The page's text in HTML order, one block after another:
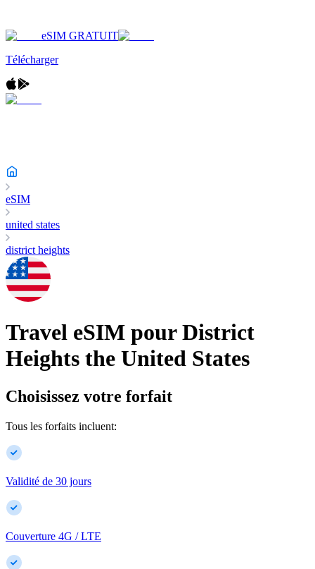
eSIM GRATUIT
Télécharger
eSIM
united states
district heights
Travel eSIM pour District
Heights the United States
Choisissez votre forfait
Tous les forfaits incluent:
Validité de 30 jours
Couverture 4G / LTE